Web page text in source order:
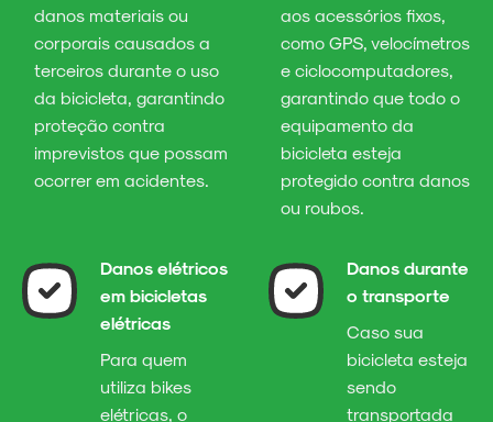
danos materiais ou
corporais causados a
terceiros durante o uso
da bicicleta, garantindo
proteção contra
imprevistos que possam
ocorrer em acidentes.
aos acessórios fixos,
como GPS, velocímetros
e ciclocomputadores,
garantindo que todo o
equipamento da
bicicleta esteja
protegido contra danos
ou roubos.
Danos elétricos
em bicicletas
elétricas
Para quem
utiliza bikes
elétricas, o
Danos durante
o transporte
Caso sua
bicicleta esteja
sendo
transportada